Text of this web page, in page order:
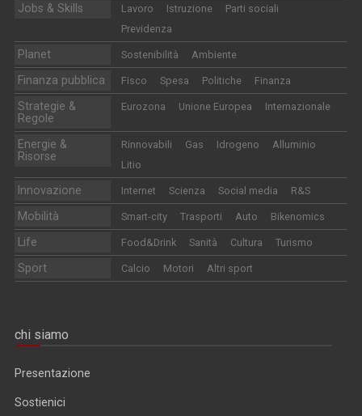
Jobs & Skills Lavoro Istruzione
Parti sociali
Previdenza
Planet Sostenibilità Ambiente
Finanza pubblica Fisco Spesa Politiche Finanza
Strategie &
Regole
Eurozona Unione Europea Internazionale
Energie &
Risorse
Rinnovabili Gas Idrogeno
Alluminio
Litio
Innovazione Internet Scienza Social media R&S
Mobilità Smart-city Trasporti Auto Bikenomics
Life Food&Drink Sanità Cultura Turismo
Sport Calcio Motori Altri sport
chi siamo
Presentazione
Sostienici